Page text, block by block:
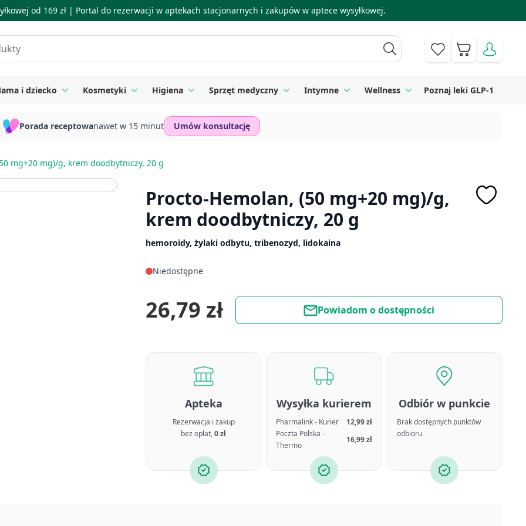
od 169 zł | Portal do rezerwacji w aptekach stacjonarnych i zakupów w aptece wysyłkowej.
Koszyk
submenu for Suplementy
i dziecko Toggle submenu for Mama i dziecko
Kosmetyki Toggle submenu for Kosmetyki
Higiena Toggle submenu for Higiena
Sprzęt medyczny Toggle submenu for Sprzęt medyczny
Intymne Toggle submenu for Intymne
Wellness Toggle submenu for Wellness
Poznaj leki GLP-1
Porada receptowanawet w 15 minut Umów konsultację
mg+20 mg)/g, krem doodbytniczy, 20 g
Procto-Hemolan, (50 mg+20 mg)/g,
krem doodbytniczy, 20 g
hemoroidy, żylaki odbytu, tribenozyd, lidokaina
Niedostępne
26,79 zł Powiadom o dostępności
Apteka
Rezerwacja i zakup
bez opłat,0 zł
Wysyłka kurierem
Pharmalink - Kurier
12,99 zł
Poczta Polska -
Thermo
16,99 zł
Odbiór w punkcie
Brak dostępnych punktów
odbioru